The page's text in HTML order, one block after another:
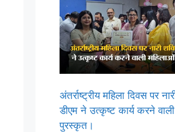
अंतर्राष्ट्रीय महिला दिवस पर
डीएम ने उत्कृष्ट कार्य करने
पुरस्कृत।